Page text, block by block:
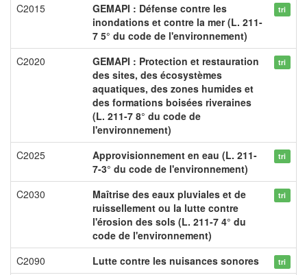
C2015
GEMAPI : Défense contre les
inondations et contre la mer (L. 211-
7 5° du code de l'environnement)
tri
C2020
GEMAPI : Protection et restauration
des sites, des écosystèmes
aquatiques, des zones humides et
des formations boisées riveraines
(L. 211-7 8° du code de
l'environnement)
tri
C2025
Approvisionnement en eau (L. 211-
7-3° du code de l'environnement)
tri
C2030
Maîtrise des eaux pluviales et de
ruissellement ou la lutte contre
l'érosion des sols (L. 211-7 4° du
code de l'environnement)
tri
C2090 Lutte contre les nuisances sonores tri